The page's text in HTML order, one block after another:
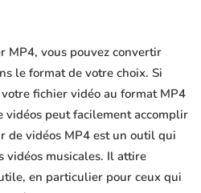
MP4, vous pouvez convertir
le format de votre choix. Si
fichier vidéo au format MP4
vidéos peut facilement accomplir
de vidéos MP4 est un outil qui
vidéos musicales. Il attire
en particulier pour ceux qui